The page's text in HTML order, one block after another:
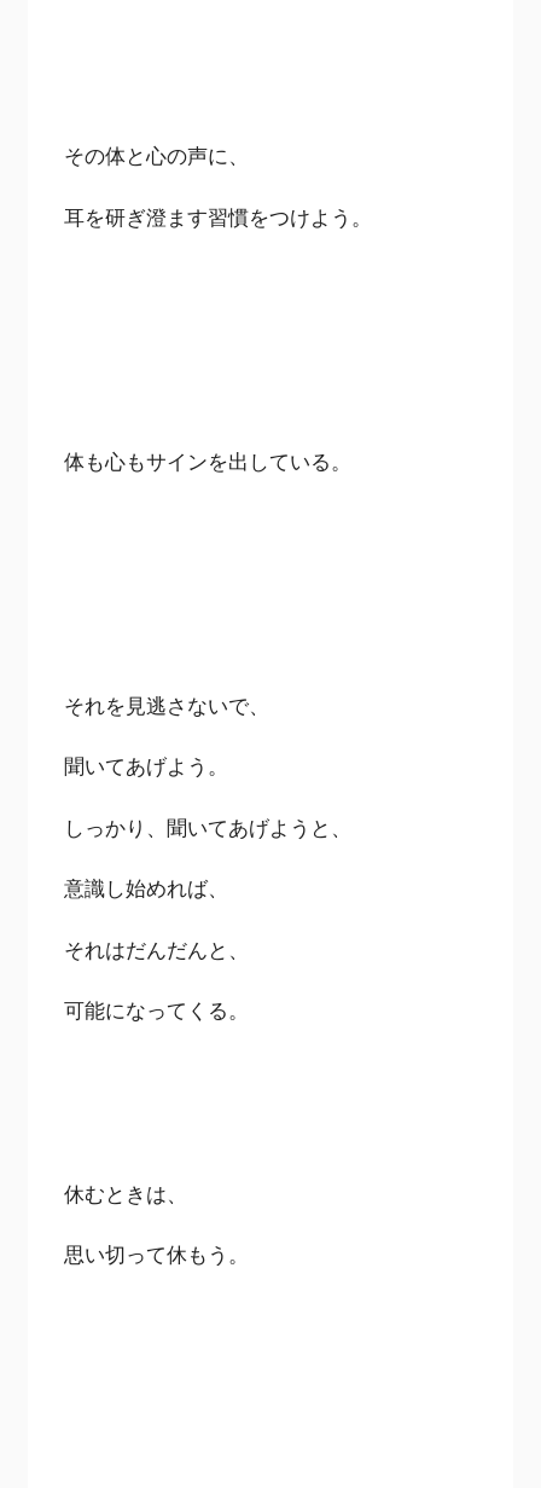
その体と心の声に、
耳を研ぎ澄ます習慣をつけよう。
体も心もサインを出している。
それを見逃さないで、
聞いてあげよう。
しっかり、聞いてあげようと、
意識し始めれば、
それはだんだんと、
可能になってくる。
休むときは、
思い切って休もう。